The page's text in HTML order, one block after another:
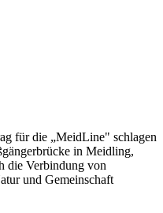
für die „MeidLine" schlagen
in Meidling,
die Verbindung von
und Gemeinschaft